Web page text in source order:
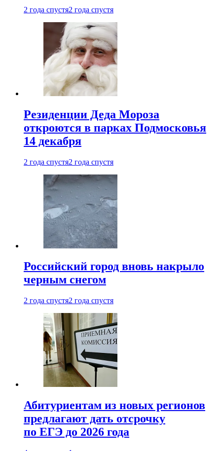
2 года спустя2 года спустя
Резиденции Деда Мороза
откроются в парках Подмосковья
14 декабря
2 года спустя2 года спустя
Российский город вновь накрыло
черным снегом
2 года спустя2 года спустя
Абитуриентам из новых регионов
предлагают дать отсрочку
по ЕГЭ до 2026 года